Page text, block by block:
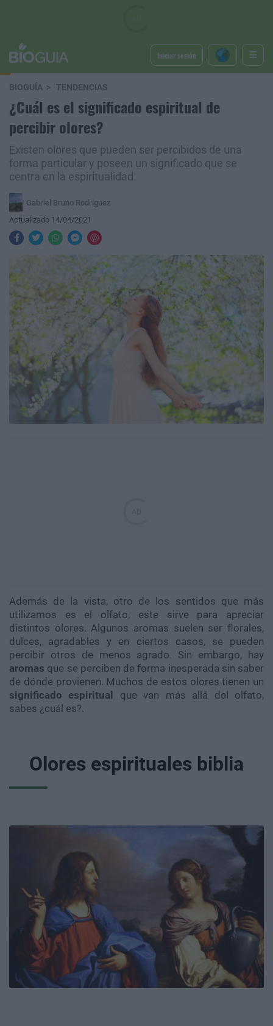
Iniciar sesión
BIOGUÍA TENDENCIAS
¿Cuál es el significado espiritual de
percibir olores?
Existen olores que pueden ser percibidos de una
forma particular y poseen un significado que se
centra en la espiritualidad.
Gabriel Bruno Rodriguez
Actualizado 14/04/2021
Además de la vista, otro de los sentidos que más
utilizamos es el olfato, este sirve para apreciar
distintos olores. Algunos aromas suelen ser florales,
dulces, agradables y en ciertos casos, se pueden
percibir otros de menos agrado. Sin embargo, hay
aromas que se perciben de forma inesperada sin saber
de dónde provienen. Muchos de estos olores tienen un
significado espiritual
que van más allá del olfato,
sabes ¿cuál es?.
Olores espirituales biblia